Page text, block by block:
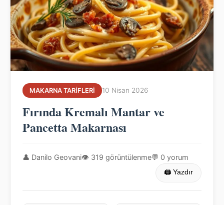
MAKARNA TARIFLERI 10 Nisan 2026
Fırında Kremalı Mantar ve
Pancetta Makarnası
👤 Danilo Geovani👁 319 görüntülenme💬 0 yorum
🖨 Yazdır